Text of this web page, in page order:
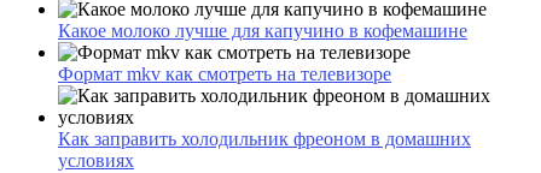
Какое молоко лучше для капучино в кофемашине
Формат mkv как смотреть на телевизоре
Как заправить холодильник фреоном в домашних
условиях